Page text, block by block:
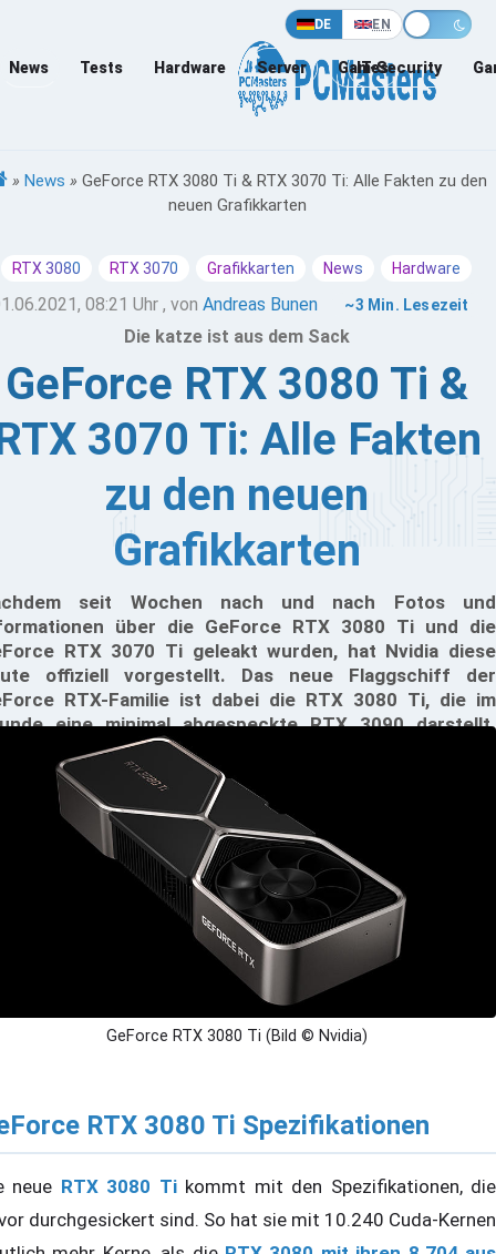
DE EN
News Tests Hardware Server Games
IT-Security
» News » GeForce RTX 3080 Ti & RTX 3070 Ti: Alle Fakten zu den
neuen Grafikkarten
RTX 3080 RTX 3070 Grafikkarten News Hardware
08:21 Uhr , vonAndreas Bunen ~3 Min. Lesezeit
Die katze ist aus dem Sack
GeForce RTX 3080 Ti &
3070 Ti: Alle Fakten
zu den neuen
Grafikkarten
seit Wochen nach und nach Fotos und
über die GeForce RTX 3080 Ti und die
RTX 3070 Ti geleakt wurden, hat Nvidia diese
offiziell vorgestellt. Das neue Flaggschiff der
RTX-Familie ist dabei die RTX 3080 Ti, die im
eine minimal abgespeckte RTX 3090 darstellt.
die RTX 3070 Ti bringt einige Verbesserungen
der RTX 3070.
GeForce RTX 3080 Ti (Bild © Nvidia)
RTX 3080 Ti Spezifikationen
neue RTX 3080 Tikommt mit den Spezifikationen, die
durchgesickert sind. So hat sie mit 10.240 Cuda-Kernen